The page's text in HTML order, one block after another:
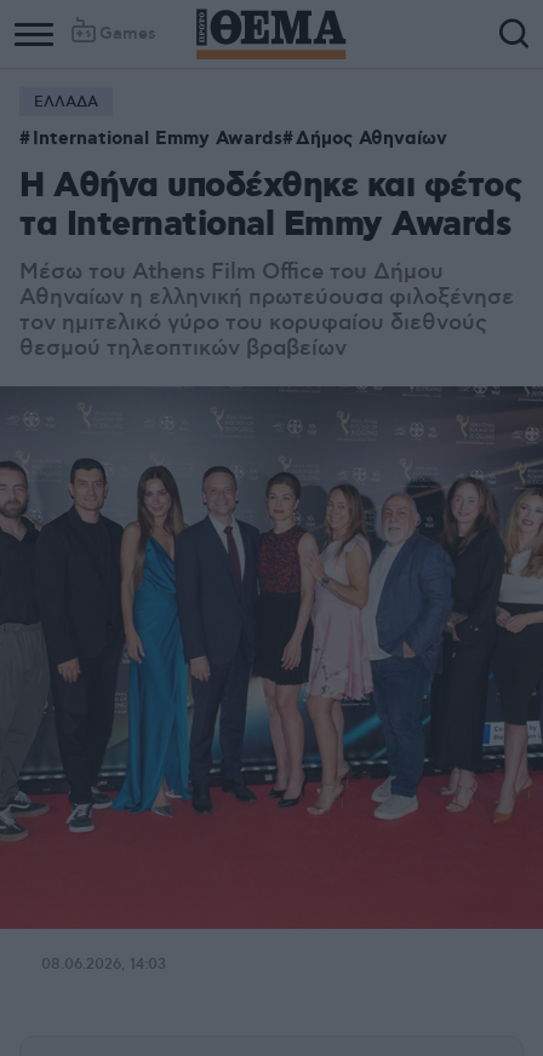
Games
ΕΛΛΑΔΑ
International Emmy Awards Δήμος Αθηναίων
Η Αθήνα υποδέχθηκε και φέτος
τα International Emmy Awards
Μέσω του Athens Film Office του Δήμου
Αθηναίων η ελληνική πρωτεύουσα φιλοξένησε
τον ημιτελικό γύρο του κορυφαίου διεθνούς
θεσμού τηλεοπτικών βραβείων
08.06.2026, 14:03